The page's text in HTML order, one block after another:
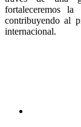
fortaleceremos
contribuyendo al
internacional.